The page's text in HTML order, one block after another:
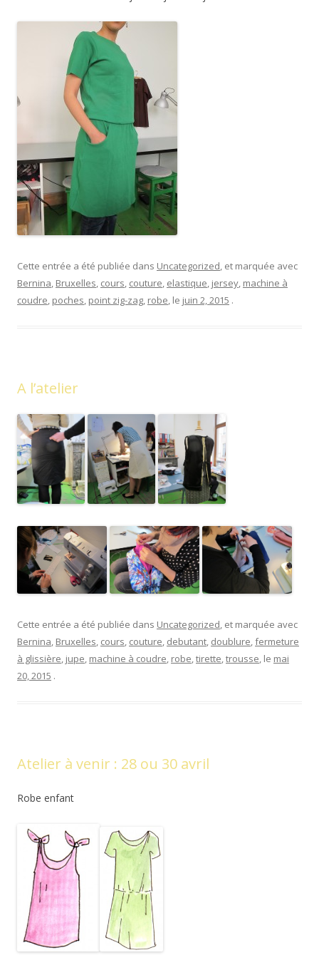
Cette entrée a été publiée dans Uncategorized, et marquée avec
Bernina, Bruxelles, cours, couture, elastique, jersey, machine à
coudre, poches, point zig-zag, robe, le juin 2, 2015 .
A l’atelier
Cette entrée a été publiée dans Uncategorized, et marquée avec
Bernina, Bruxelles, cours, couture, debutant, doublure,fermeture
à glissière, jupe, machine à coudre, robe,tirette,trousse, le mai
20, 2015 .
Atelier à venir : 28 ou 30 avril
Robe enfant